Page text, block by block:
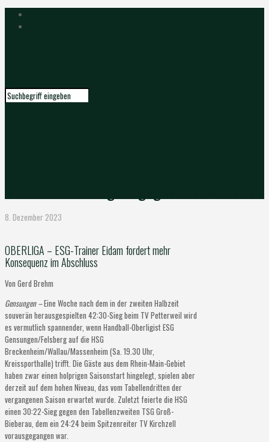
8. Dezember 2023
OBERLIGA – ESG-Trainer Eidam fordert mehr
Konsequenz im Abschluss
Von Gerd Brehm
Gensungen –Eine Woche nach dem in der zweiten Halbzeit
souverän herausgespielten 42:30-Sieg beim TV Petterweil wird
es vermutlich spannender, wenn Handball-Oberligist ESG
Gensungen/Felsberg auf die HSG
Breckenheim/Wallau/Massenheim (Sa. 19.30 Uhr,
Kreissporthalle) trifft. Die Gäste aus dem Rhein-Main-Gebiet
haben zwar einen holprigen Saisonstart hingelegt, spielen aber
derzeit auf dem hohen Niveau, das vom Tabellendritten der
vergangenen Saison erwartet wurde. Zuletzt feierte die HSG
einen 30:22-Sieg gegen den Tabellenzweiten TSG Groß-
Bieberau, dem ein 24:24 beim Spitzenreiter TV Kirchzell
vorausgegangen war.